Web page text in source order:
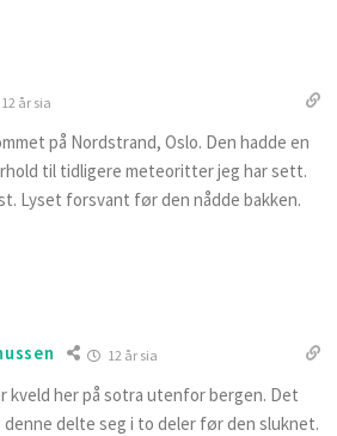
12 år sia
på Nordstrand, Oslo. Den hadde en
til tidligere meteoritter jeg har sett.
Lyset forsvant før den nådde bakken.
12 år sia
kveld her på sotra utenfor bergen. Det
delte seg i to deler før den sluknet.